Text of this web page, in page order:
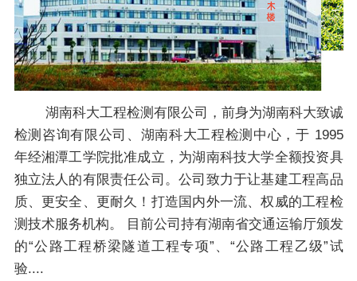
湖南科大工程检测有限公司，前身为湖南科大致诚
检测咨询有限公司、湖南科大工程检测中心，于 1995
年经湘潭工学院批准成立，为湖南科技大学全额投资具
独立法人的有限责任公司。公司致力于让基建工程高品
质、更安全、更耐久！打造国内外一流、权威的工程检
测技术服务机构。 目前公司持有湖南省交通运输厅颁发
的“公路工程桥梁隧道工程专项”、“公路工程乙级”试
验....